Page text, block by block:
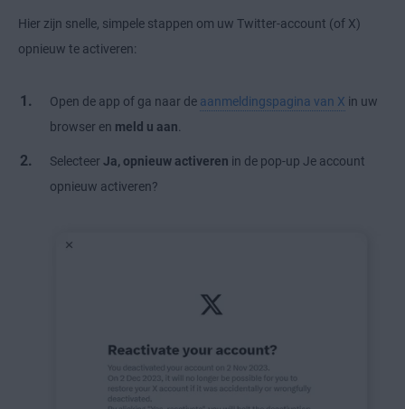
Hier zijn snelle, simpele stappen om uw Twitter-account (of X)
opnieuw te activeren:
Open de app of ga naar de aanmeldingspagina van X in uw
browser en meld u aan
Selecteer Ja, opnieuw activeren in de pop-up Je account
opnieuw activeren?